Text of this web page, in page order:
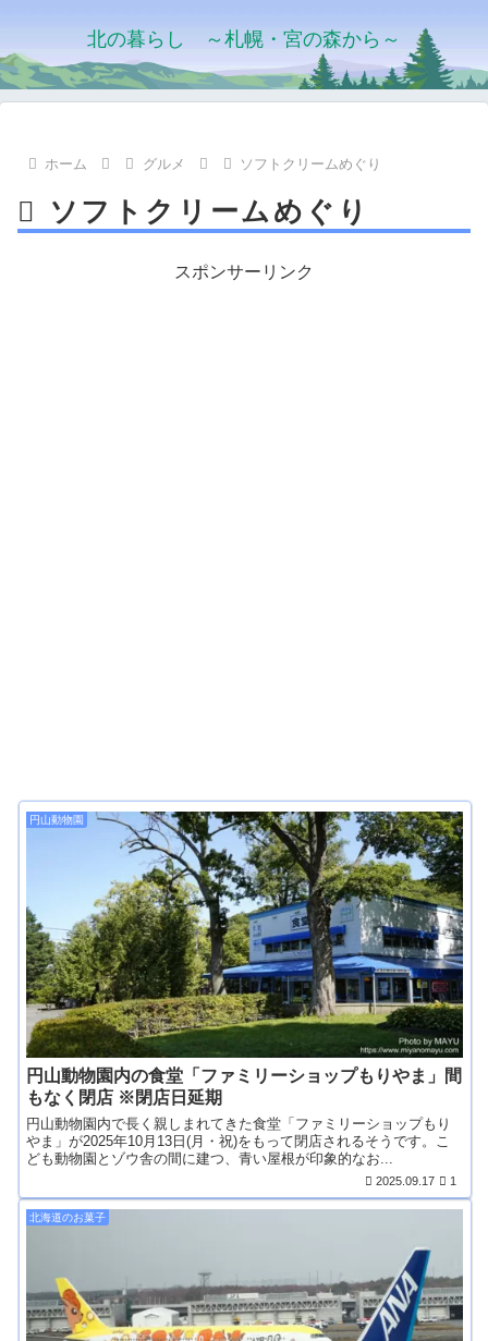
北の暮らし ～札幌・宮の森から～
ホーム グルメ ソフトクリームめぐり
ソフトクリームめぐり
スポンサーリンク
円山動物園
円山動物園内の食堂「ファミリーショップもりやま」間
もなく閉店 ※閉店日延期
円山動物園内で長く親しまれてきた食堂「ファミリーショップもり
やま」が2025年10月13日(月・祝)をもって閉店されるそうです。こ
ども動物園とゾウ舎の間に建つ、青い屋根が印象的なお...
2025.09.17 1
北海道のお菓子